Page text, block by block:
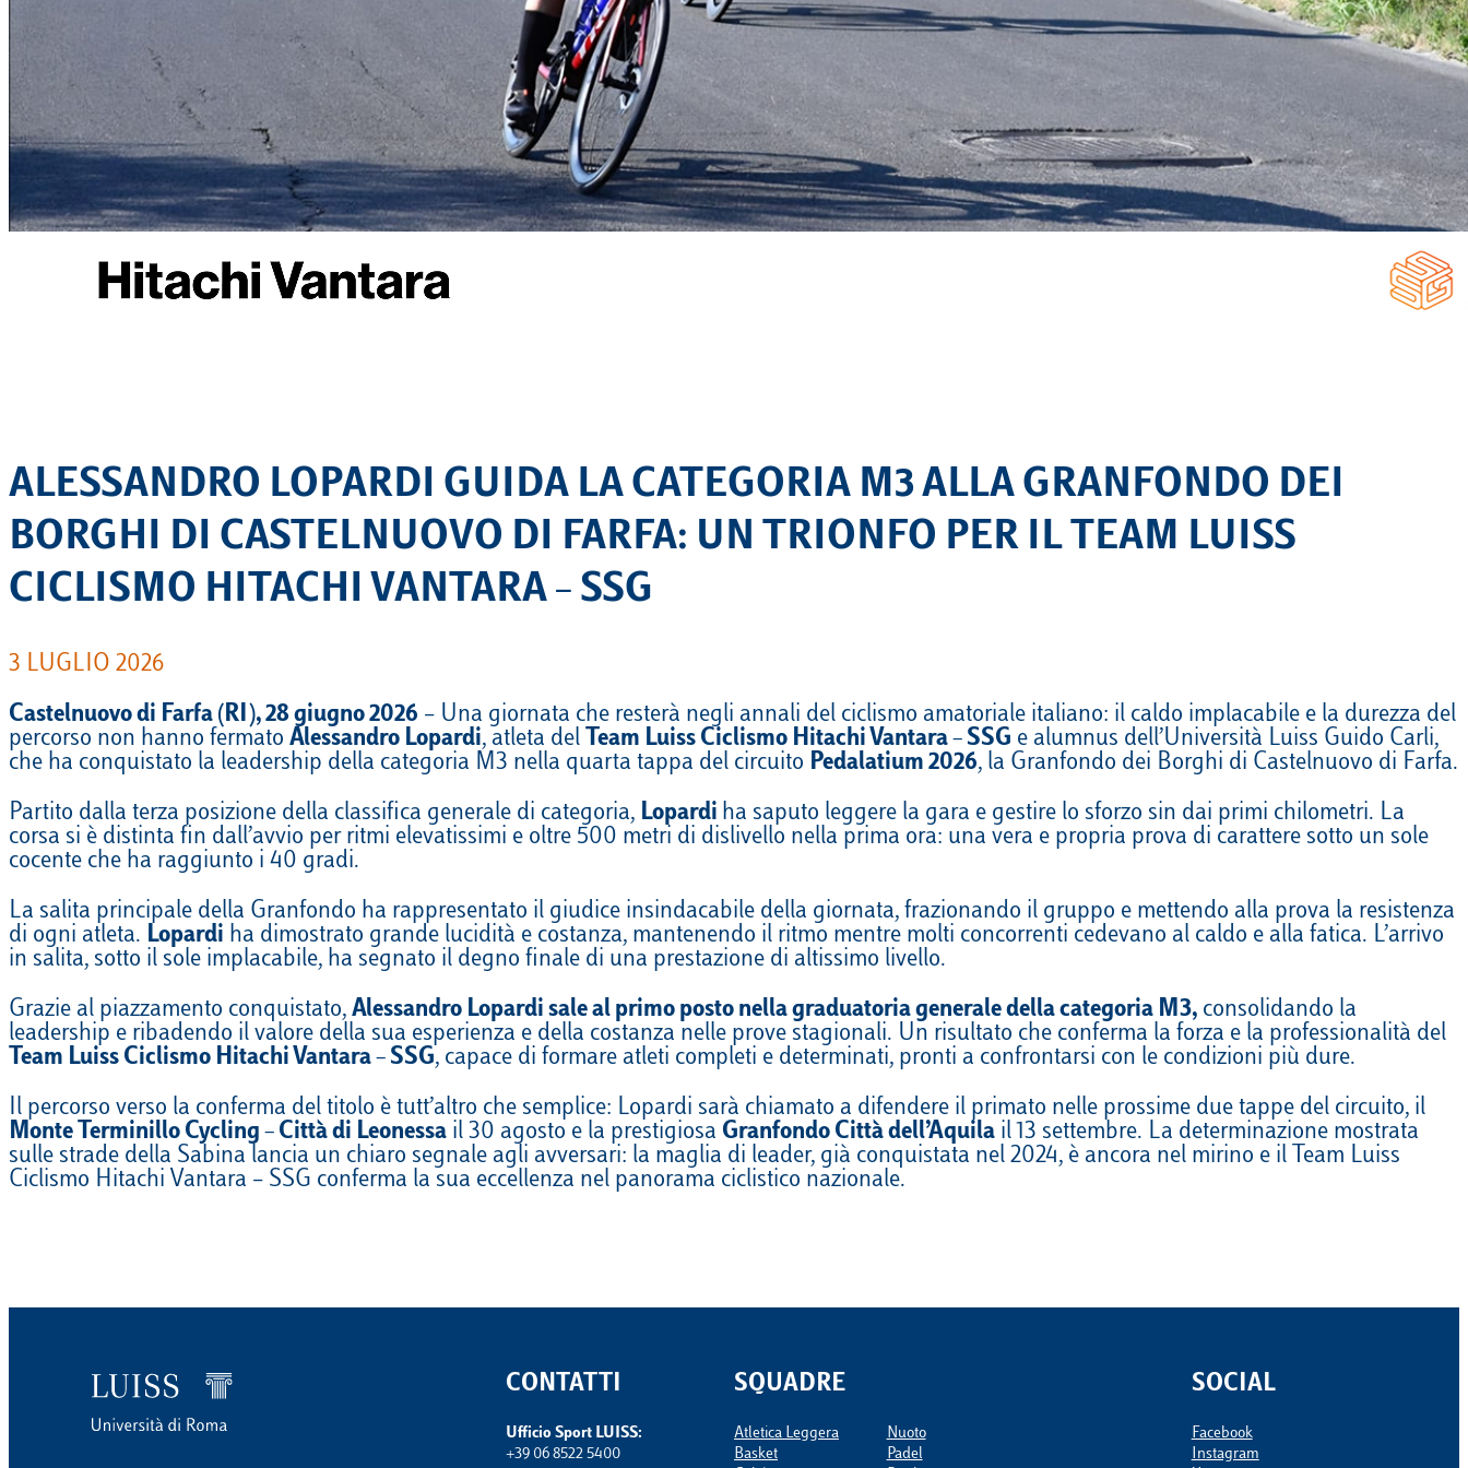
CalendarioRosterNews
Calendario
VELA CalendarioRosterNews
ALESSANDRO LOPARDI GUIDA LA CATEGORIA M3 ALLA GRANFONDO DEI
BORGHI DI CASTELNUOVO DI FARFA: UN TRIONFO PER IL TEAM LUISS
CICLISMO HITACHI VANTARA – SSG
3 LUGLIO 2026
Castelnuovo di Farfa (RI), 28 giugno 2026 – Una giornata che resterà negli annali del ciclismo amatoriale italiano: il caldo implacabile e la durezza del
percorso non hanno fermato Alessandro Lopardi, atleta del Team Luiss Ciclismo Hitachi Vantara – SSG e alumnus dell’Università Luiss Guido Carli,
che ha conquistato la leadership della categoria M3 nella quarta tappa del circuito Pedalatium 2026, la Granfondo dei Borghi di Castelnuovo di Farfa.
Partito dalla terza posizione della classifica generale di categoria, Lopardi ha saputo leggere la gara e gestire lo sforzo sin dai primi chilometri. La
corsa si è distinta fin dall’avvio per ritmi elevatissimi e oltre 500 metri di dislivello nella prima ora: una vera e propria prova di carattere sotto un sole
cocente che ha raggiunto i 40 gradi.
La salita principale della Granfondo ha rappresentato il giudice insindacabile della giornata, frazionando il gruppo e mettendo alla prova la resistenza
di ogni atleta. Lopardi ha dimostrato grande lucidità e costanza, mantenendo il ritmo mentre molti concorrenti cedevano al caldo e alla fatica. L’arrivo
in salita, sotto il sole implacabile, ha segnato il degno finale di una prestazione di altissimo livello.
Grazie al piazzamento conquistato, Alessandro Lopardi sale al primo posto nella graduatoria generale della categoria M3, consolidando la
leadership e ribadendo il valore della sua esperienza e della costanza nelle prove stagionali. Un risultato che conferma la forza e la professionalità del
Team Luiss Ciclismo Hitachi Vantara – SSG, capace di formare atleti completi e determinati, pronti a confrontarsi con le condizioni più dure.
Il percorso verso la conferma del titolo è tutt’altro che semplice: Lopardi sarà chiamato a difendere il primato nelle prossime due tappe del circuito, il
Monte Terminillo Cycling – Città di Leonessa il 30 agosto e la prestigiosa Granfondo Città dell’Aquila il 13 settembre. La determinazione mostrata
sulle strade della Sabina lancia un chiaro segnale agli avversari: la maglia di leader, già conquistata nel 2024, è ancora nel mirino e il Team Luiss
Ciclismo Hitachi Vantara – SSG conferma la sua eccellenza nel panorama ciclistico nazionale.
CONTATTI
Ufficio Sport LUISS:
+39 06 8522 5400
SQUADRE
Atletica Leggera
Basket
Nuoto
Padel
SOCIAL
Facebook
Instagram